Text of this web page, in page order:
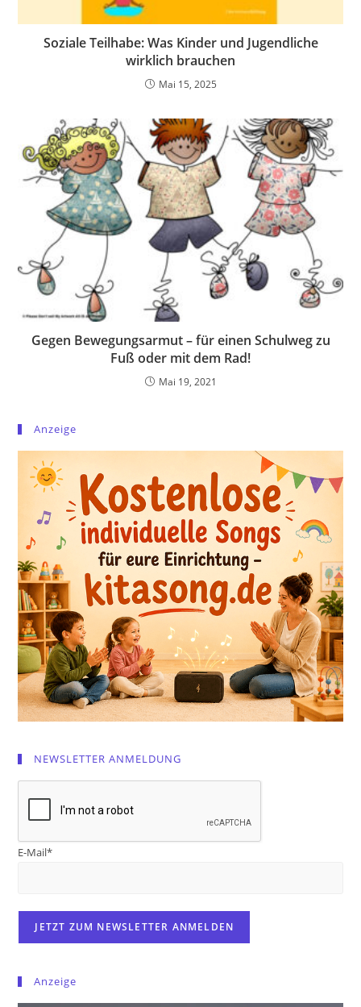
Soziale Teilhabe: Was Kinder und Jugendliche
wirklich brauchen
Mai 15, 2025
Gegen Bewegungsarmut – für einen Schulweg zu
Fuß oder mit dem Rad!
Mai 19, 2021
Anzeige
NEWSLETTER ANMELDUNG
E-Mail*
Anzeige